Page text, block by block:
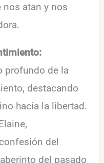
nos atan y nos
profundo de la
destacando
hacia la libertad.
del
del pasado